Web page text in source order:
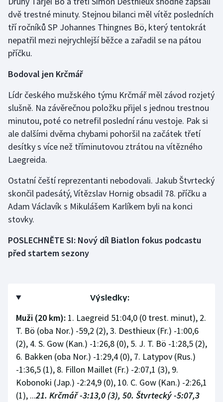
Stolní tenis
Triatlon
Veslování
Vodní slalom
Volejbal
Ostatní
dvě trestné minuty. Stejnou bilanci měl vítěz posledních
tří ročníků SP Johannes Thingnes Bö, který tentokrát
nepatřil mezi nejrychlejší běžce a zařadil se na pátou
příčku.
Bodoval jen Krčmář
Lídr českého mužského týmu Krčmář měl závod rozjetý
slušně. Na závěrečnou položku přijel s jednou trestnou
minutou, poté co netrefil poslední ránu vestoje. Pak si
ale dalšími dvěma chybami pohoršil na začátek třetí
desítky s více než tříminutovou ztrátou na vítězného
Laegreida.
Ostatní čeští reprezentanti nebodovali. Jakub Štvrtecký
skončil padesátý, Vítězslav Hornig obsadil 78. příčku a
Adam Václavík s Mikulášem Karlíkem byli na konci
stovky.
POSLECHNĚTE SI: Nový díl Biatlon fokus podcastu
před startem sezony
Výsledky:
Muži (20 km): 1. Laegreid 51:04,0 (0 trest. minut), 2.
T. Bö (oba Nor.) -59,2 (2), 3. Desthieux (Fr.) -1:00,6
(2), 4. S. Gow (Kan.) -1:26,8 (0), 5. J. T. Bö -1:28,5 (2),
6. Bakken (oba Nor.) -1:29,4 (0), 7. Latypov (Rus.)
-1:36,5 (1), 8. Fillon Maillet (Fr.) -2:07,1 (3), 9.
Kobonoki (Jap.) -2:24,9 (0), 10. C. Gow (Kan.) -2:26,1
(1), ...21. Krčmář -3:13,0 (3), 50. Štvrtecký -5:07,3